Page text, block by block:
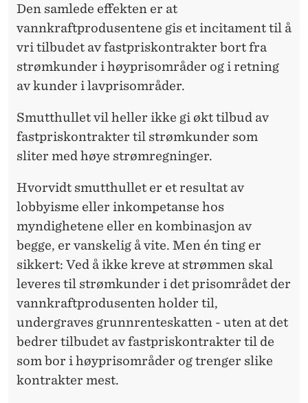
Den samlede effekten er at
vannkraftprodusentene gis et incitament til å
vri tilbudet av fastpriskontrakter bort fra
strømkunder i høyprisområder og i retning
av kunder i lavprisområder.
Smutthullet vil heller ikke gi økt tilbud av
fastpriskontrakter til strømkunder som
sliter med høye strømregninger.
Hvorvidt smutthullet er et resultat av
lobbyisme eller inkompetanse hos
myndighetene eller en kombinasjon av
begge, er vanskelig å vite. Men én ting er
sikkert: Ved å ikke kreve at strømmen skal
leveres til strømkunder i det prisområdet der
vannkraftprodusenten holder til,
undergraves grunnrenteskatten - uten at det
bedrer tilbudet av fastpriskontrakter til de
som bor i høyprisområder og trenger slike
kontrakter mest.